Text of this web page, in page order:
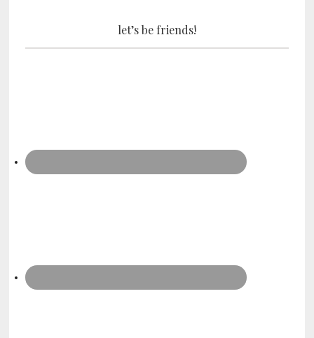
let’s be friends!